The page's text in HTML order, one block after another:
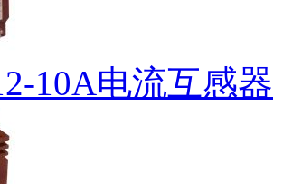
10A电流互感器